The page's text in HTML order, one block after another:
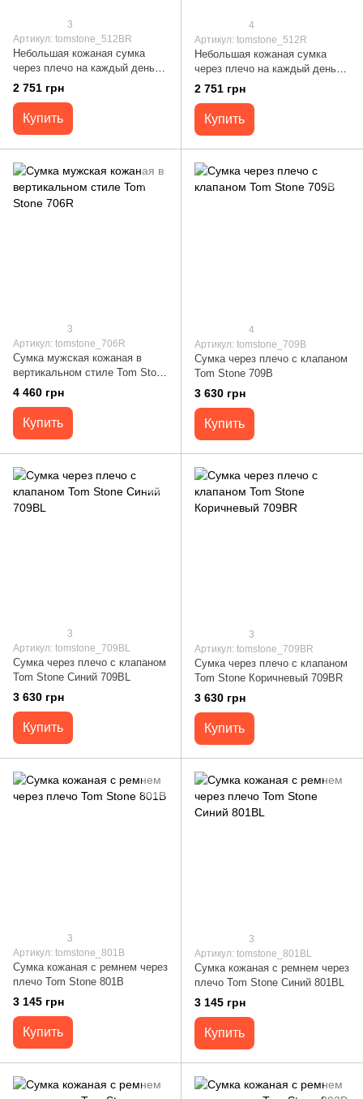
3
Артикул: tomstone_512BR
Небольшая кожаная сумка
через плечо на каждый день
Tom Stone Коричневый 512BR
2 751 грн
Купить
4
Артикул: tomstone_512R
Небольшая кожаная сумка
через плечо на каждый день
Tom Stone Рыжий 512R
2 751 грн
Купить
3
Артикул: tomstone_706R
Сумка мужская кожаная в
вертикальном стиле Tom Stone
706R
4 460 грн
Купить
4
Артикул: tomstone_709B
Сумка через плечо с клапаном
Tom Stone 709B
3 630 грн
Купить
3
Артикул: tomstone_709BL
Сумка через плечо с клапаном
Tom Stone Синий 709BL
3 630 грн
Купить
3
Артикул: tomstone_709BR
Сумка через плечо с клапаном
Tom Stone Коричневый 709BR
3 630 грн
Купить
3
Артикул: tomstone_801B
Сумка кожаная с ремнем через
плечо Tom Stone 801B
3 145 грн
Купить
3
Артикул: tomstone_801BL
Сумка кожаная с ремнем через
плечо Tom Stone Синий 801BL
3 145 грн
Купить